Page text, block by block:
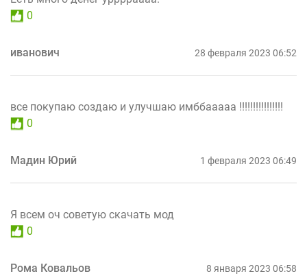
0
иванович 28 февраля 2023 06:52
все покупаю создаю и улучшаю имббааааа !!!!!!!!!!!!!!!!
0
Мадин Юрий 1 февраля 2023 06:49
Я всем оч советую скачать мод
0
Рома Ковальов 8 января 2023 06:58